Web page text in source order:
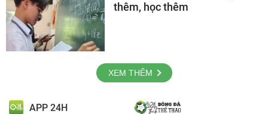
thêm, học thêm
XEM THÊM
APP 24H